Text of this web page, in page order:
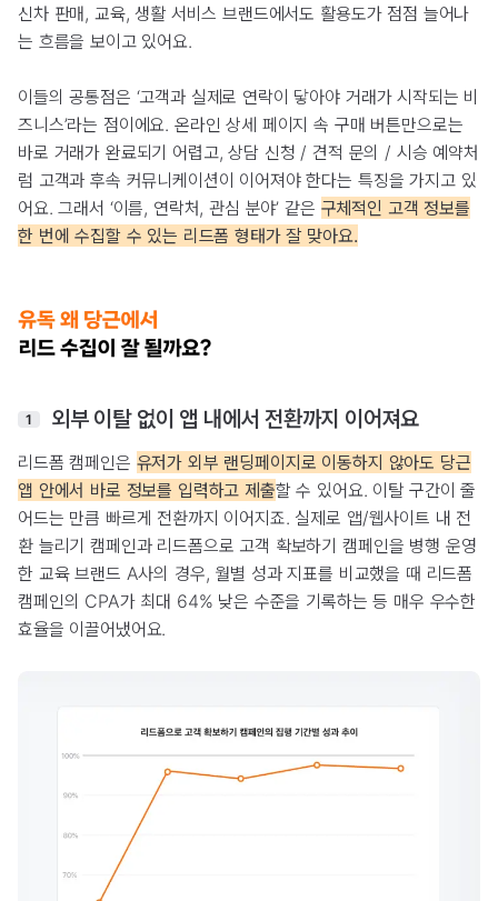
신차 판매, 교육, 생활 서비스 브랜드에서도 활용도가 점점 늘어나
는 흐름을 보이고 있어요.
이들의 공통점은 ‘고객과 실제로 연락이 닿아야 거래가 시작되는 비
즈니스’라는 점이에요. 온라인 상세 페이지 속 구매 버튼만으로는
바로 거래가 완료되기 어렵고, 상담 신청 / 견적 문의 / 시승 예약처
럼 고객과 후속 커뮤니케이션이 이어져야 한다는 특징을 가지고 있
어요. 그래서 ‘이름, 연락처, 관심 분야’ 같은 구체적인 고객 정보를
한 번에 수집할 수 있는 리드폼 형태가 잘 맞아요.
1 외부 이탈 없이 앱 내에서 전환까지 이어져요
리드폼 캠페인은 유저가 외부 랜딩페이지로 이동하지 않아도 당근
앱 안에서 바로 정보를 입력하고 제출할 수 있어요. 이탈 구간이 줄
어드는 만큼 빠르게 전환까지 이어지죠. 실제로 앱/웹사이트 내 전
환 늘리기 캠페인과 리드폼으로 고객 확보하기 캠페인을 병행 운영
한 교육 브랜드 A사의 경우, 월별 성과 지표를 비교했을 때 리드폼
캠페인의 CPA가 최대 64% 낮은 수준을 기록하는 등 매우 우수한
효율을 이끌어냈어요.